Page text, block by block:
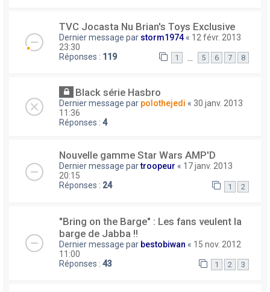
TVC Jocasta Nu Brian's Toys Exclusive
Dernier message par storm1974 « 12 févr. 2013
23:30
Réponses : 119 1 5 6 7 8
Black série Hasbro
Dernier message par polothejedi « 30 janv. 2013
11:36
Réponses : 4
Nouvelle gamme Star Wars AMP'D
Dernier message partroopeur « 17 janv. 2013
20:15
Réponses : 24 1 2
"Bring on the Barge" : Les fans veulent la
barge de Jabba !!
Dernier message par bestobiwan « 15 nov. 2012
11:00
Réponses : 43 1 2 3